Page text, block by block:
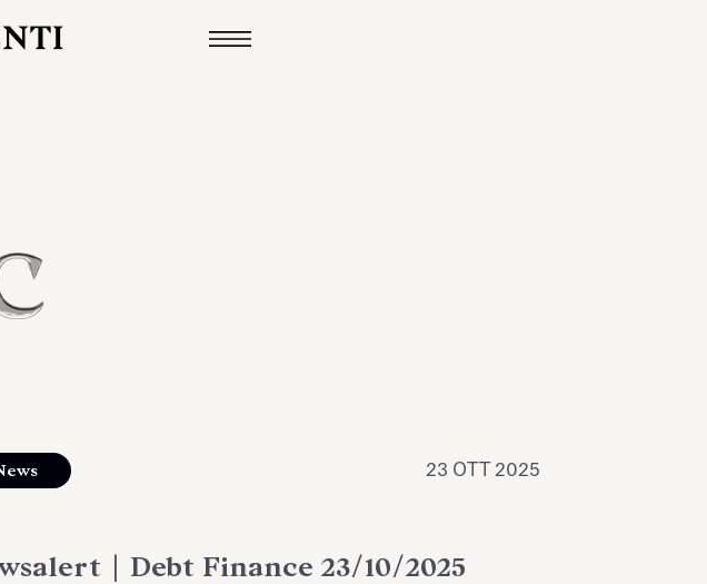
23 OTT 2025
| Debt Finance 23/10/2025